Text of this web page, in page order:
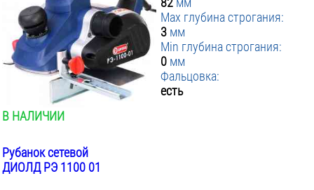
Max глубина строгания:
3 мм
Min глубина строгания:
0 мм
Фальцовка:
есть
В НАЛИЧИИ
Рубанок сетевой
ДИОЛД РЭ 1100 01